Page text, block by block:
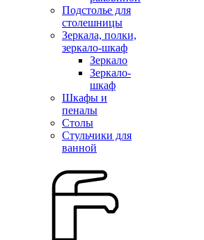
Подстолье для
столешницы
Зеркала, полки,
зеркало-шкаф
Зеркало
Зеркало-
шкаф
Шкафы и
пеналы
Столы
Стульчики для
ванной